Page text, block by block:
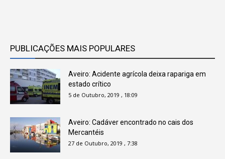
PUBLICAÇÕES MAIS POPULARES
Aveiro: Acidente agrícola deixa rapariga em
estado crítico
5 de Outubro, 2019 , 18:09
Aveiro: Cadáver encontrado no cais dos
Mercantéis
27 de Outubro, 2019 , 7:38